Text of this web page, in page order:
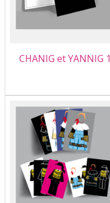
CHANIG et YANNIG 1